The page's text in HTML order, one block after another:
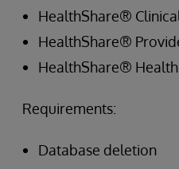
HealthShare®
HealthShare®
HealthShare®
Requirements:
Database deletion